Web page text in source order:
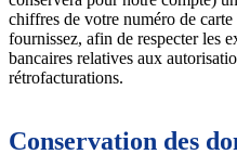
chiffres de votre numéro de
fournissez, afin de respecter les
bancaires relatives aux
rétrofacturations.
Conservation des